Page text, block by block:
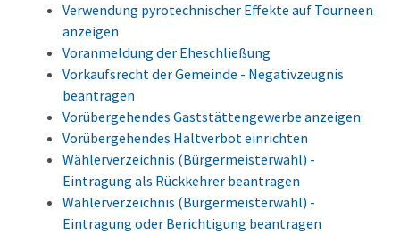
Verwendung pyrotechnischer Effekte auf Tourneen
anzeigen
Voranmeldung der Eheschließung
Vorkaufsrecht der Gemeinde - Negativzeugnis
beantragen
Vorübergehendes Gaststättengewerbe anzeigen
Vorübergehendes Haltverbot einrichten
Wählerverzeichnis (Bürgermeisterwahl) -
Eintragung als Rückkehrer beantragen
Wählerverzeichnis (Bürgermeisterwahl) -
Eintragung oder Berichtigung beantragen